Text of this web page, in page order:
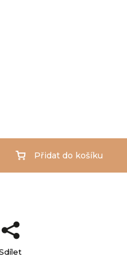
Přidat do košíku